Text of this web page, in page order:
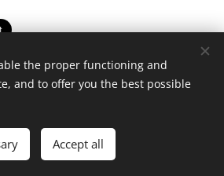
Ботев"- гр.Бургас , кв.Ветрен
by
Webnode Cookies
the proper functioning and
and to offer you the best possible
Accept all